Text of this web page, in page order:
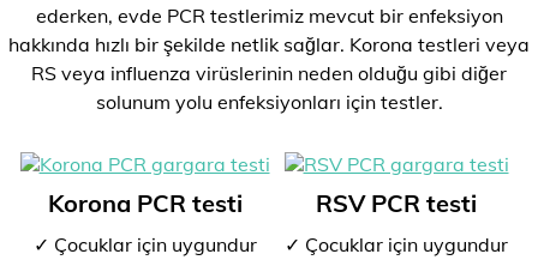
ederken, evde PCR testlerimiz mevcut bir enfeksiyon
hakkında hızlı bir şekilde netlik sağlar. Korona testleri veya
RS veya influenza virüslerinin neden olduğu gibi diğer
solunum yolu enfeksiyonları için testler.
Korona PCR testi
✓ Çocuklar için uygundur
RSV PCR testi
✓ Çocuklar için uygundur